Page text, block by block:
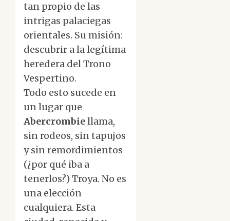
tan propio de las
intrigas palaciegas
orientales. Su misión:
descubrir a la legítima
heredera del Trono
Vespertino.
Todo esto sucede en
un lugar que
Abercrombiellama,
sin rodeos, sin tapujos
y sin remordimientos
(¿por qué iba a
tenerlos?) Troya. No es
una elección
cualquiera. Esta